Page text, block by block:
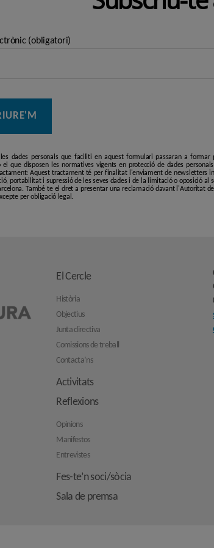
(obligatori)
dades personals que faciliti en aquest formulari passaran a formar
que disposen les normatives vigents en protecció de dades
Aquest tractament té per finalitat l'enviament de newsletters
portabilitat i supressió de les seves dades i de la limitació o oposició al
També te el dret a presentar una reclamació davant l'Autoritat
per obligació legal.
El Cercle
Història
Objectius
Junta directiva
Comissions de treball
Contacta’ns
Activitats
Reflexions
Opinions
Manifestos
Entrevistes
Fes-te’n soci/sòcia
Sala de premsa